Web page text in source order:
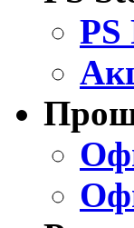
PS